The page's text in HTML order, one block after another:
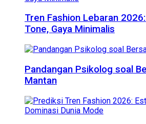
Tren Fashion Lebaran
Tone, Gaya Minimalis
Pandangan Psikolog soal
Mantan